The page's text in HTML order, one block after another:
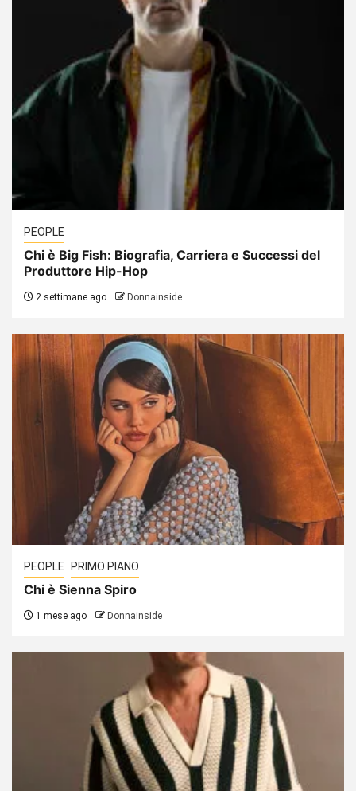
PEOPLE
Chi è Big Fish: Biografia, Carriera e Successi del
Produttore Hip-Hop
2 settimane ago Donnainside
PEOPLE PRIMO PIANO
Chi è Sienna Spiro
1 mese ago Donnainside